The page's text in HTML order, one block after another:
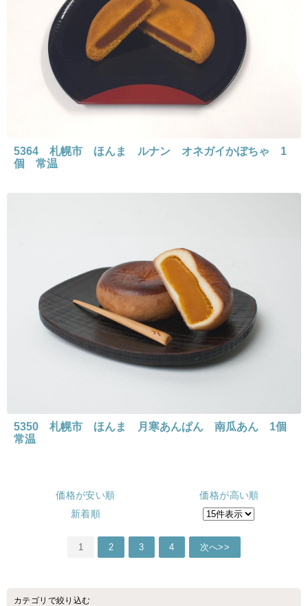
5364 札幌市 ほんま ルナン オネガイかぼちゃ 1
個 常温
5350 札幌市 ほんま 月寒あんぱん 南瓜あん 1個
常温
価格が安い順
価格が高い順
新着順
1 2 3 4 次へ>>
カテゴリで絞り込む